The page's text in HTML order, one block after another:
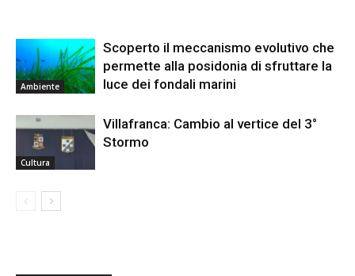
Ambiente
Scoperto il meccanismo evolutivo che
permette alla posidonia di sfruttare la
luce dei fondali marini
Cultura
Villafranca: Cambio al vertice del 3°
Stormo